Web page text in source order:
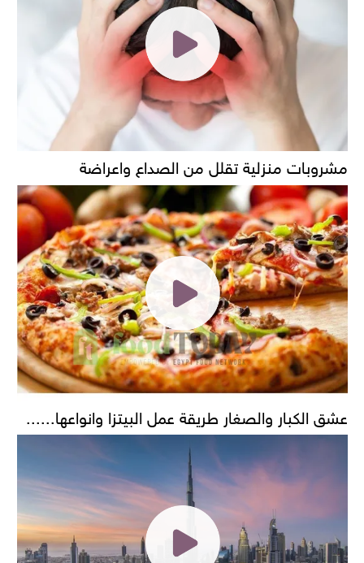
مشروبات منزلية تقلل من الصداع واعراضة
عشق الكبار والصغار طريقة عمل البيتزا وانواعها......